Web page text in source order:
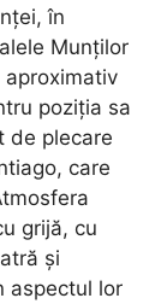
în
Munților
poziția sa
de plecare
care
grijă, cu
și
aspectul lor